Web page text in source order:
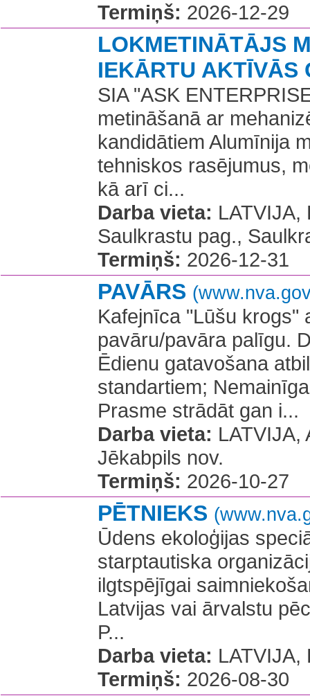
Termiņš: 2026-12-29
LOKMETINĀTĀJS
IEKĀRTU
SIA "ASK
metināšanā ar
kandidātiem Alumīnija
tehniskos rasējumus,
kā arī ci...
Darba vieta: LATVIJA,
Saulkrastu pag.,
Termiņš: 2026-12-31
PAVĀRS
Kafejnīca "Lūšu krogs"
pavāru/pavāra palīgu.
Ēdienu gatavošana
standartiem;
Prasme strādāt gan i...
Darba vieta: LATVIJA,
Jēkabpils nov.
Termiņš: 2026-10-27
PĒTNIEKS
Ūdens ekoloģijas
starptautiska
ilgtspējīgai
Latvijas vai ārvalstu
P...
Darba vieta: LATVIJA,
Termiņš: 2026-08-30